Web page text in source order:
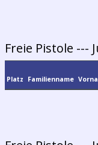
Freie Pistole ---
Platz Familienname